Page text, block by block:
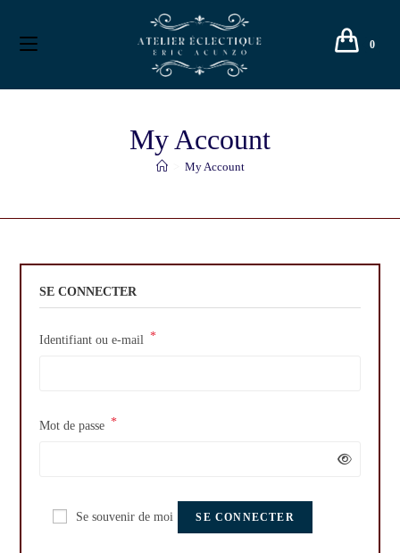
0
My Account
My Account
SE CONNECTER
Identifiant ou e-mail *
Mot de passe *
Se souvenir de moi SE CONNECTER